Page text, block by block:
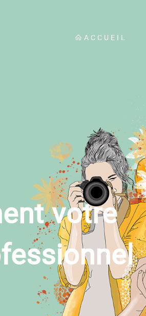
ACCUEIL
votre